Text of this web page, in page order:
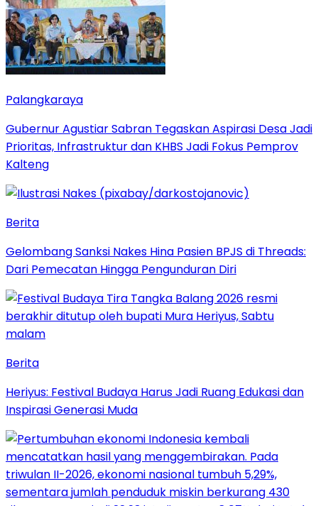
Palangkaraya
Gubernur Agustiar Sabran Tegaskan Aspirasi Desa Jadi
Prioritas, Infrastruktur dan KHBS Jadi Fokus Pemprov
Kalteng
Berita
Gelombang Sanksi Nakes Hina Pasien BPJS di Threads:
Dari Pemecatan Hingga Pengunduran Diri
Berita
Heriyus: Festival Budaya Harus Jadi Ruang Edukasi dan
Inspirasi Generasi Muda